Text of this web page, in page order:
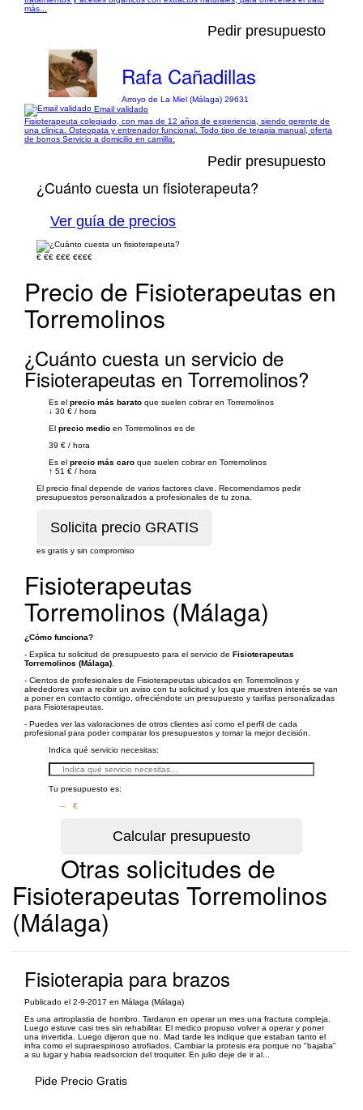
más...
Pedir presupuesto
Rafa Cañadillas
Arroyo de La Miel (Málaga) 29631
Email validado
Fisioterapeuta colegiado, con mas de 12 años de experiencia, siendo gerente de
una clinica. Osteopata y entrenador funcional. Todo tipo de terapia manual, oferta
de bonos Servicio a domicilio en camilla:
Pedir presupuesto
¿Cuánto cuesta un fisioterapeuta?
Ver guía de precios
€ €€ €€€ €€€€
Precio de Fisioterapeutas en
Torremolinos
¿Cuánto cuesta un servicio de
Fisioterapeutas en Torremolinos?
Es el precio más barato que suelen cobrar en Torremolinos
↓ 30 € / hora
El precio medio en Torremolinos es de
39 € / hora
Es el precio más caro que suelen cobrar en Torremolinos
↑ 51 € / hora
El precio final depende de varios factores clave. Recomendamos pedir
presupuestos personalizados a profesionales de tu zona.
es gratis y sin compromiso
Fisioterapeutas
Torremolinos (Málaga)
¿Cómo funciona?
- Explica tu solicitud de presupuesto para el servicio de Fisioterapeutas
Torremolinos (Málaga)
- Cientos de profesionales de Fisioterapeutas ubicados en Torremolinos y
alrededores van a recibir un aviso con tu solicitud y los que muestren interés se van
a poner en contacto contigo, ofreciéndote un presupuesto y tarifas personalizadas
para Fisioterapeutas.
- Puedes ver las valoraciones de otros clientes así como el perfil de cada
profesional para poder comparar los presupuestos y tomar la mejor decisión.
Indica qué servicio necesitas:
Tu presupuesto es:
– €
Otras solicitudes de
Fisioterapeutas Torremolinos
(Málaga)
Fisioterapia para brazos
Publicado el 2-9-2017 en Málaga (Málaga)
Es una artroplastia de hombro. Tardaron en operar un mes una fractura compleja.
Luego estuve casi tres sin rehabilitar. El medico propuso volver a operar y poner
una invertida. Luego dijeron que no. Mad tarde les indique que estaban tanto el
infra como el supraespinoso atrofiados. Cambiar la protesis era porque no "bajaba"
a su lugar y habia readsorcion del troquiter. En julio deje de ir al...
Pide Precio Gratis